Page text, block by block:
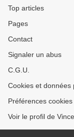
Top articles
Pages
Contact
Signaler un abus
C.G.U.
Cookies et données
Préférences cookies
Voir le profil de